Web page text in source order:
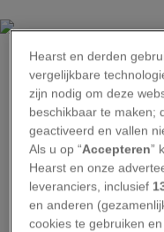
HANS AVONTUUR
Aan de randen van de
honderden meters omlaag.
richting het Ethiopische
Na een ochtend in
Hearst en derden
vergelijkbare
zijn nodig om deze
beschikbaar te maken;
geactiveerd en vallen
Als u op “Accepteren”
Hearst en onze
leveranciers, inclusief
en anderen
cookies te gebruiken